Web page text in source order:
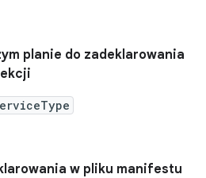
planie do zadeklarowania
w pliku manifestu